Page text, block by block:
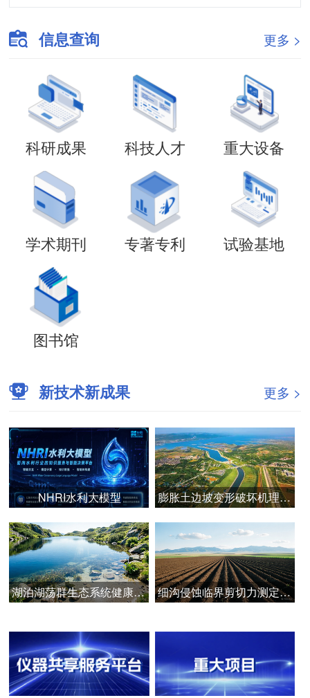
信息查询 更多 >
科研成果 科技人才 重大设备
学术期刊 专著专利 试验基地
图书馆
新技术新成果 更多 >
NHRI水利大模型 膨胀土边坡变形破坏机理与安全智能管控技术
湖泊湖荡群生态系统健康诊断与韧性提升技术 细沟侵蚀临界剪切力测定的关键技术